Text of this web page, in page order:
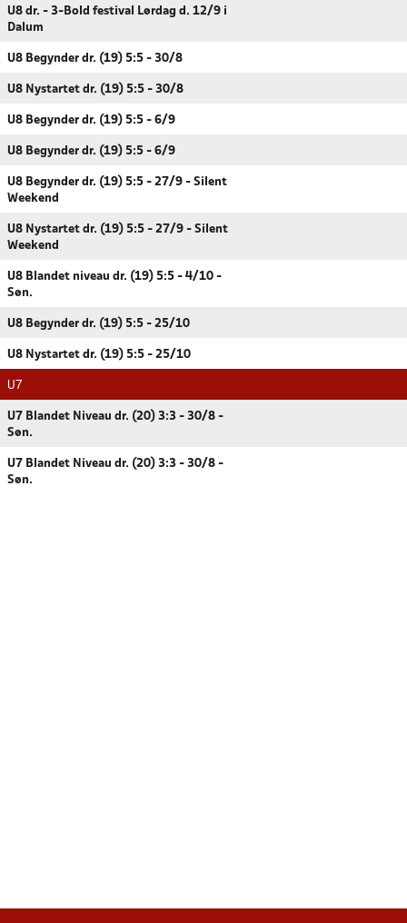
U8 dr. - 3-Bold festival Lørdag d. 12/9 i
Dalum
U8 Begynder dr. (19) 5:5 - 30/8
U8 Nystartet dr. (19) 5:5 - 30/8
U8 Begynder dr. (19) 5:5 - 6/9
U8 Begynder dr. (19) 5:5 - 6/9
U8 Begynder dr. (19) 5:5 - 27/9 - Silent
Weekend
U8 Nystartet dr. (19) 5:5 - 27/9 - Silent
Weekend
U8 Blandet niveau dr. (19) 5:5 - 4/10 -
Søn.
U8 Begynder dr. (19) 5:5 - 25/10
U8 Nystartet dr. (19) 5:5 - 25/10
U7
U7 Blandet Niveau dr. (20) 3:3 - 30/8 -
Søn.
U7 Blandet Niveau dr. (20) 3:3 - 30/8 -
Søn.